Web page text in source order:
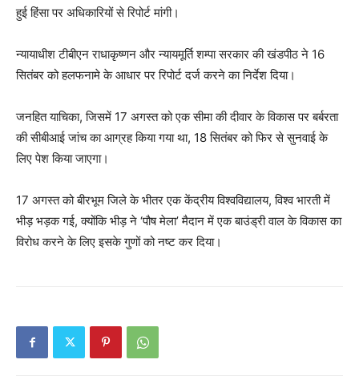
हुई हिंसा पर अधिकारियों से रिपोर्ट मांगी।
न्यायाधीश टीबीएन राधाकृष्णन और न्यायमूर्ति शम्पा सरकार की खंडपीठ ने 16
सितंबर को हलफनामे के आधार पर रिपोर्ट दर्ज करने का निर्देश दिया।
जनहित याचिका, जिसमें 17 अगस्त को एक सीमा की दीवार के विकास पर बर्बरता
की सीबीआई जांच का आग्रह किया गया था, 18 सितंबर को फिर से सुनवाई के
लिए पेश किया जाएगा।
17 अगस्त को बीरभूम जिले के भीतर एक केंद्रीय विश्वविद्यालय, विश्व भारती में
भीड़ भड़क गई, क्योंकि भीड़ ने ‘पौष मेला’ मैदान में एक बाउंड्री वाल के विकास का
विरोध करने के लिए इसके गुणों को नष्ट कर दिया।